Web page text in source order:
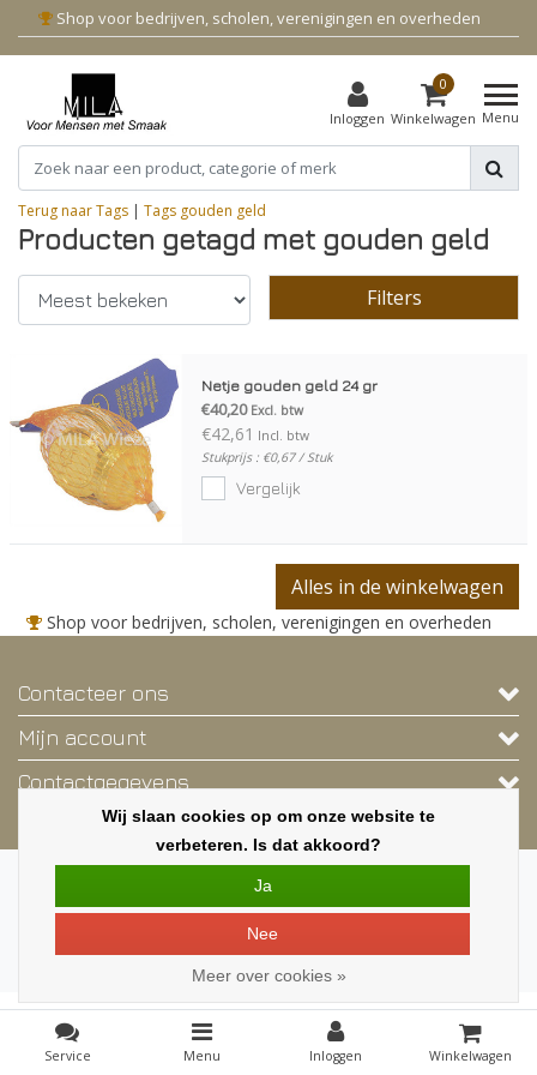
Shop voor bedrijven, scholen, verenigingen en overheden
Inloggen
0
Winkelwagen Menu
Terug naar Tags | Tags gouden geld
Producten getagd met gouden geld
Filters
Netje gouden geld 24 gr
€40,20 Excl. btw
€42,61 Incl. btw
Stukprijs : €0,67 / Stuk
Vergelijk
Alles in de winkelwagen
Shop voor bedrijven, scholen, verenigingen en overheden
Contacteer ons
Mijn account
Contactgegevens
Nieuwsbrief
Copyright © 2026 - Deze webshop is exclusief voor bedrijven, scholen,
Service Menu Inloggen Winkelwagen
Wij slaan cookies op om onze website te
verbeteren. Is dat akkoord?
Ja
Nee
Meer over cookies »